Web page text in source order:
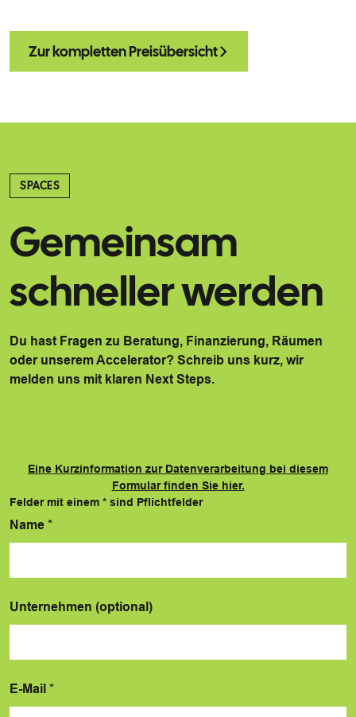
Zur kompletten Preisübersicht
SPACES
Gemeinsam
schneller werden
Du hast Fragen zu Beratung, Finanzierung, Räumen
oder unserem Accelerator? Schreib uns kurz, wir
melden uns mit klaren Next Steps.
Eine Kurzinformation zur Datenverarbeitung bei diesem
Formular finden Sie hier.
Felder mit einem * sind Pflichtfelder
Name *
Unternehmen (optional)
E-Mail *